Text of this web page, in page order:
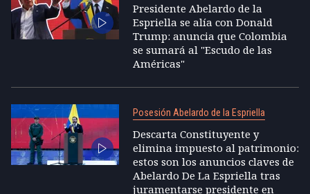
Presidente Abelardo de la
Espriella se alía con Donald
Trump: anuncia que Colombia
se sumará al "Escudo de las
Américas"
Posesión Abelardo de la Espriella
Descarta Constituyente y
elimina impuesto al patrimonio:
estos son los anuncios claves de
Abelardo De La Espriella tras
juramentarse presidente en